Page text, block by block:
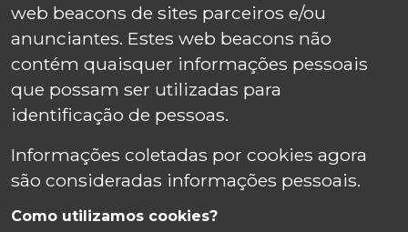
web beacons de sites parceiros e/ou
anunciantes. Estes web beacons não
contém quaisquer informações pessoais
que possam ser utilizadas para
identificação de pessoas.
Informações coletadas por cookies agora
são consideradas informações pessoais.
Como utilizamos cookies?